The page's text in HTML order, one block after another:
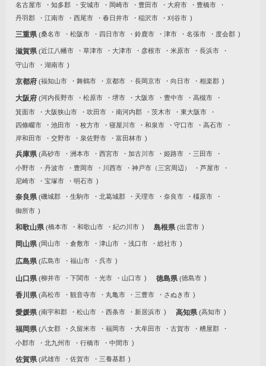
名古屋市
知多郡 安城市 岡崎市 豊田市 大府市
豊橋市
丹羽郡
江南市 西尾市 春日井市 稲沢市 刈谷市
三重県 桑名市 松阪市 四日市市 鈴鹿市 津市 名張市 度会郡
滋賀県 近江八幡市 草津市 大津市 彦根市 米原市
長浜市
守山市
湖南市
京都府 福知山市 舞鶴市 京都市 長岡京市 向日市 相楽郡
大阪府 河内長野市 松原市 堺市 大阪市 豊中市
高槻市
箕面市
大阪狭山市 吹田市 南河内郡 茨木市
東大阪市
四條畷市
池田市 枚方市 寝屋川市 和泉市 守口市
高石市
岸和田市
交野市 泉佐野市 富田林市
兵庫県 高砂市 洲本市 西宮市 加古川市 姫路市
三田市
小野市
丹波市 豊岡市 川西市 神戸市（三宮周辺）
芦屋市
尼崎市
宝塚市 明石市
奈良県 磯城郡 生駒市 北葛城郡 天理市 奈良市
橿原市
御所市
和歌山県 橋本市 和歌山市 紀の川市 島根県 出雲市
岡山県 岡山市 倉敷市 津山市 浅口市 総社市
広島県 広島市 福山市 呉市
山口県 柳井市 下関市 光市 山口市 徳島県 徳島市
香川県 高松市 観音寺市 丸亀市 三豊市 さぬき市
愛媛県 南宇和郡 松山市 西条市 新居浜市 高知県 高知市
福岡県 八女郡 久留米市 福岡市 大牟田市 古賀市
糟屋郡
小郡市
北九州市 行橋市 中間市
佐賀県 武雄市 佐賀市 三養基郡